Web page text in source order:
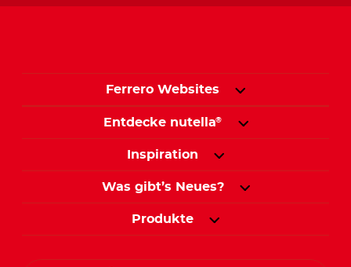
Ferrero Websites
Entdecke nutella®
Inspiration
Was gibt’s Neues?
Produkte